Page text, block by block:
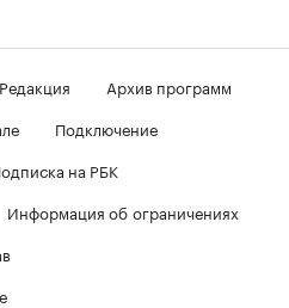
Редакция
Архив программ
Подключение
на РБК
Информация об ограничениях